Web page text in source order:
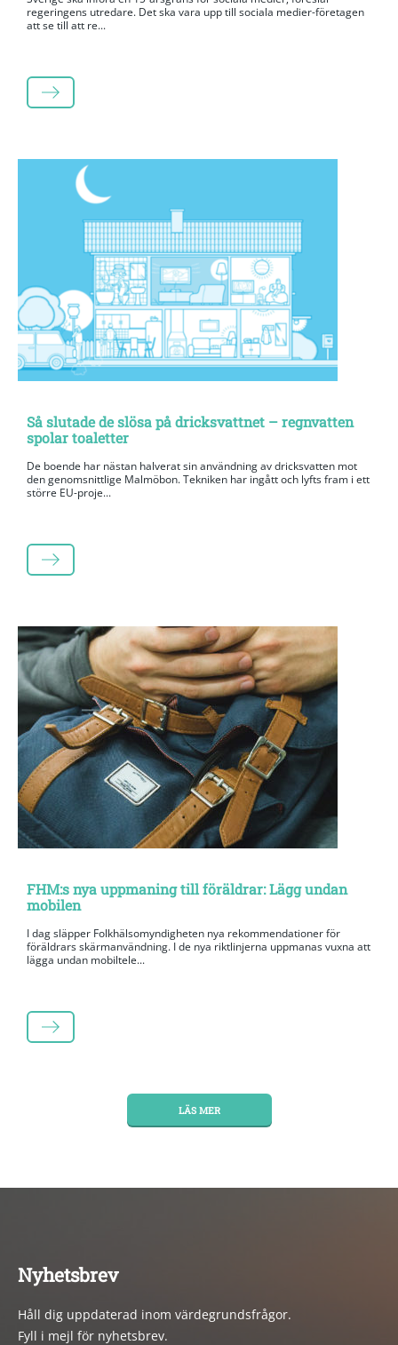
regeringens utredare. Det ska vara upp till sociala medier-företagen
att se till att re...
LÄS MER
Så slutade de slösa på dricksvattnet – regnvatten
spolar toaletter
De boende har nästan halverat sin användning av dricksvatten mot
den genomsnittlige Malmöbon. Tekniken har ingått och lyfts fram i ett
större EU-proje...
LÄS MER
FHM:s nya uppmaning till föräldrar: Lägg undan
mobilen
I dag släpper Folkhälsomyndigheten nya rekommendationer för
föräldrars skärmanvändning. I de nya riktlinjerna uppmanas vuxna att
lägga undan mobiltele...
LÄS MER
LÄS MER
Nyhetsbrev
Håll dig uppdaterad inom värdegrundsfrågor.
Fyll i mejl för nyhetsbrev.